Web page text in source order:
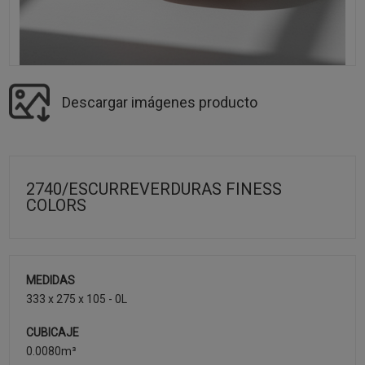
Descargar imágenes producto
2740/ESCURREVERDURAS FINESS
COLORS
MEDIDAS
333 x 275 x 105 - 0L
CUBICAJE
0.0080m³